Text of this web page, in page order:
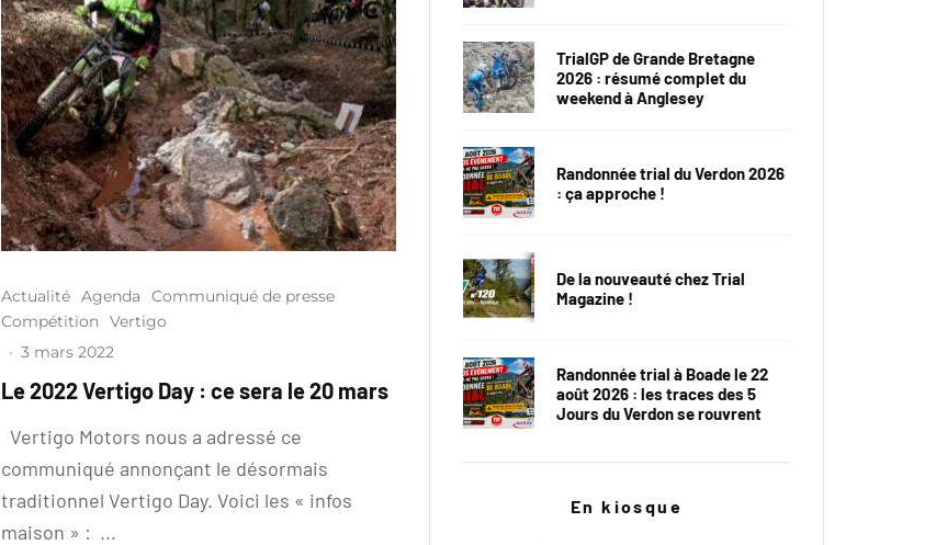
Actualité Agenda
Communiqué de presse
Compétition
Vertigo
· 3 mars 2022
Le 2022 Vertigo Day : ce sera le 20 mars
Vertigo Motors nous a adressé ce
communiqué annonçant le désormais
traditionnel Vertigo Day. Voici les « infos
maison » : ...
TrialGP de Grande Bretagne
2026 : résumé complet du
weekend à Anglesey
Randonnée trial du Verdon 2026
: ça approche !
De la nouveauté chez Trial
Magazine !
Randonnée trial à Boade le 22
août 2026 : les traces des 5
Jours du Verdon se rouvrent
En kiosque